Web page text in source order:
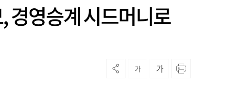
경영승계 시드머니로
가 가